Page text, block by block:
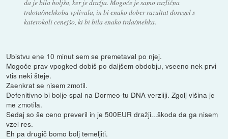
da je bila boljša, ker je dražja. Mogoče je samo različna
trdota/mehkoba vplivala, in bi enako dober razultat dosegel s
katerokoli cenejšo, ki bi bila enako trda/mehka.
Ubistvu ene 10 minut sem se premetaval po njej.
Mogoče prav vpogked dobiš po daljšem obdobju, vseeno nek prvi
vtis neki šteje.
Zaenkrat se nisem zmotil.
Defenitivno bi bolje spal na Dormeo-tu DNA verziiji. Zgolj višina je
me zmotila.
Sedaj so še ceno preveril in je 500EUR dražji...škoda da ga nisem
vzel res.
Eh pa drugič bomo bolj temeljiti.